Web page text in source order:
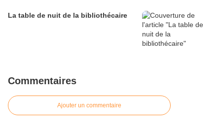
La table de nuit de la bibliothécaire
Commentaires
Ajouter un commentaire